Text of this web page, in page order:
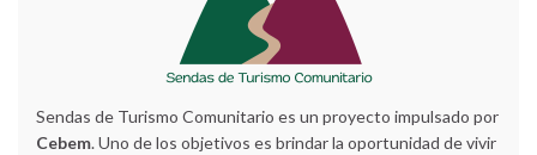
Sendas de Turismo Comunitario es un proyecto impulsado por
Cebem. Uno de los objetivos es brindar la oportunidad de vivir